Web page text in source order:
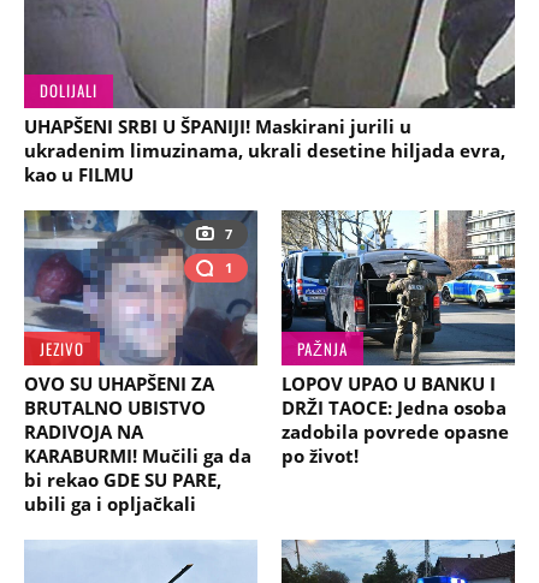
DOLIJALI
UHAPŠENI SRBI U ŠPANIJI! Maskirani jurili u
ukradenim limuzinama, ukrali desetine hiljada evra,
kao u FILMU
7
1
JEZIVO
OVO SU UHAPŠENI ZA
BRUTALNO UBISTVO
RADIVOJA NA
KARABURMI! Mučili ga da
bi rekao GDE SU PARE,
ubili ga i opljačkali
PAŽNJA
LOPOV UPAO U BANKU I
DRŽI TAOCE: Jedna osoba
zadobila povrede opasne
po život!